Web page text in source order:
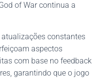
of War continua a
constantes
aspectos
com base no feedback
garantindo que o jogo